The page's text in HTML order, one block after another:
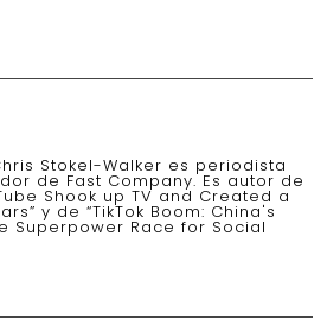
Stokel-Walker es periodista
de Fast Company. Es autor de
Shook up TV and Created a
y de “TikTok Boom: China's
Superpower Race for Social